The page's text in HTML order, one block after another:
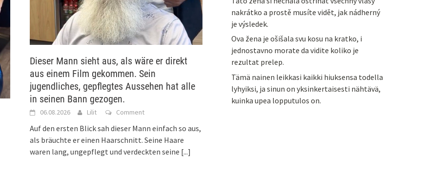
Dieser Mann sieht aus, als wäre er direkt
aus einem Film gekommen. Sein
jugendliches, gepflegtes Aussehen hat alle
in seinen Bann gezogen.
06.08.2026 Lilit Comment
Auf den ersten Blick sah dieser Mann einfach so aus,
als bräuchte er einen Haarschnitt. Seine Haare
waren lang, ungepflegt und verdeckten seine [...]
nakrátko a prostě musíte vidět, jak nádherný
je výsledek.
Ova žena je ošišala svu kosu na kratko, i
jednostavno morate da vidite koliko je
rezultat prelep.
Tämä nainen leikkasi kaikki hiuksensa todella
lyhyiksi, ja sinun on yksinkertaisesti nähtävä,
kuinka upea lopputulos on.